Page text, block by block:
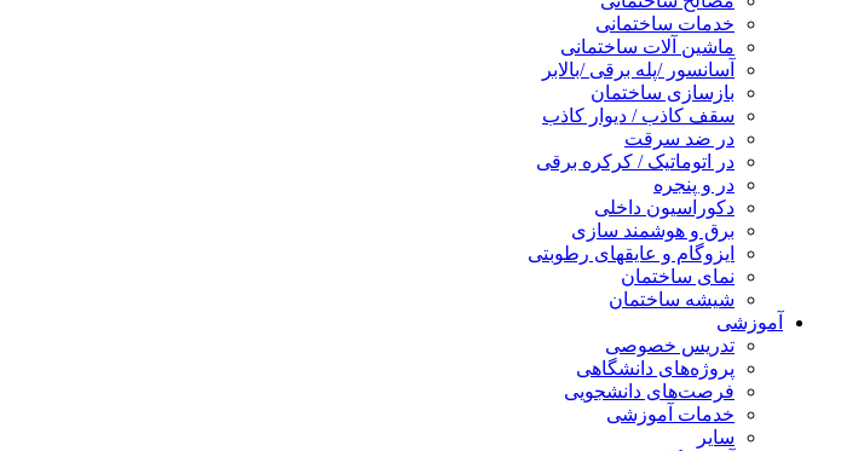
خدمات ساختمانی
ماشین آلات ساختمانی
آسانسور /پله برقی /بالابر
بازسازی ساختمان
سقف کاذب / دیوار کاذب
در ضد سرقت
در اتوماتیک / کرکره برقی
در و پنجره
دکوراسیون داخلی
برق و هوشمند سازی
ایزوگام و عایقهای رطوبتی
نمای ساختمان
شیشه ساختمان
آموزشی
تدریس خصوصی
پروژه‌های دانشگاهی
فرصت‌های دانشجویی
خدمات آموزشی
سایر